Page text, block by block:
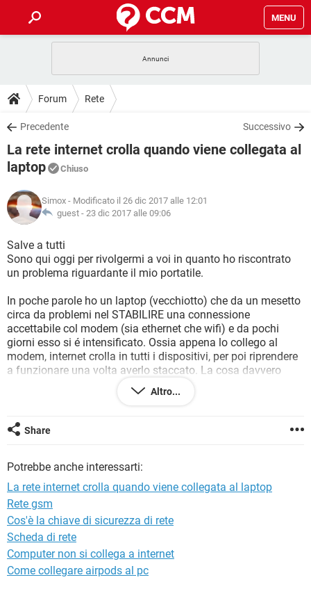
MENU
INTRATTENIMENTO
iOS
INSTAGRAM WHATSAPP
TIKTOK
HARDWARE
GUIDE
COVID-19
iOS
TIKTOK FACEBOOK
DOWNLOAD
COVID-19 GAMING
INTRATTENIMENTO
iOS WINDOWS 10
INSTAGRAM
TIKTOK
HARDWARE
FORUM
INTRATTENIMENTO ANDROID
INSTAGRAM WHATSAPP
TIKTOK
HARDWARE
GLOSSARIO
COVID-19
INTRATTENIMENTO
iOS WINDOWS 10
TIKTOK FACEBOOK
HARDWARE
Forum Rete
Precedente Successivo
La rete internet crolla quando viene collegata al
laptop
Chiuso
Simox - Modificato il 26 dic 2017 alle 12:01
guest - 23 dic 2017 alle 09:06
Salve a tutti
Sono qui oggi per rivolgermi a voi in quanto ho riscontrato
un problema riguardante il mio portatile.
In poche parole ho un laptop (vecchiotto) che da un mesetto
circa da problemi nel STABILIRE una connessione
accettabile col modem (sia ethernet che wifi) e da pochi
giorni esso si é intensificato. Ossia appena lo collego al
modem, internet crolla in tutti i dispositivi, per poi riprendere
a funzionare una volta averlo staccato. La cosa davvero
strana é che se collego il portatile ad un'altra linea come
l'hotspot del cellulare non da problemi.
Si accettano consigli grazie :)
Altro...
Share
Potrebbe anche interessarti:
La rete internet crolla quando viene collegata al laptop
Rete gsm
Cos'è la chiave di sicurezza di rete
Scheda di rete
Computer non si collega a internet
Come collegare airpods al pc